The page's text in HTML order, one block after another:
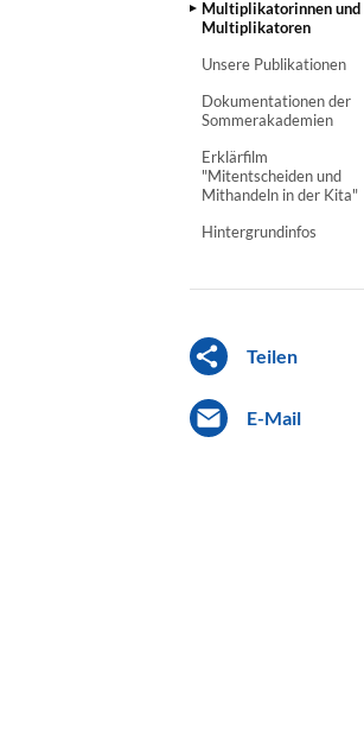
Multiplikatorinnen und
Multiplikatoren
Unsere Publikationen
Dokumentationen der
Sommerakademien
Erklärfilm
"Mitentscheiden und
Mithandeln in der Kita"
Hintergrundinfos
Teilen
E-Mail